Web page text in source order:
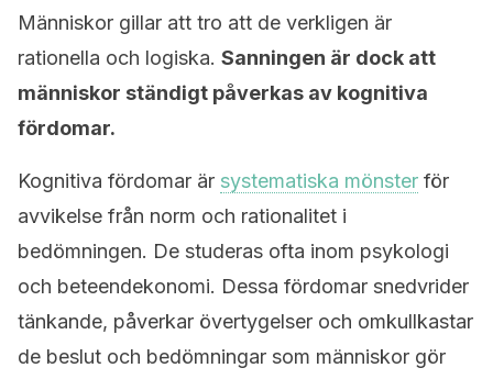
Människor gillar att tro att de verkligen är
rationella och logiska. Sanningen är dock att
människor ständigt påverkas av kognitiva
fördomar.
Kognitiva fördomar är systematiska mönster för
avvikelse från norm och rationalitet i
bedömningen. De studeras ofta inom psykologi
och beteendekonomi. Dessa fördomar snedvrider
tänkande, påverkar övertygelser och omkullkastar
de beslut och bedömningar som människor gör